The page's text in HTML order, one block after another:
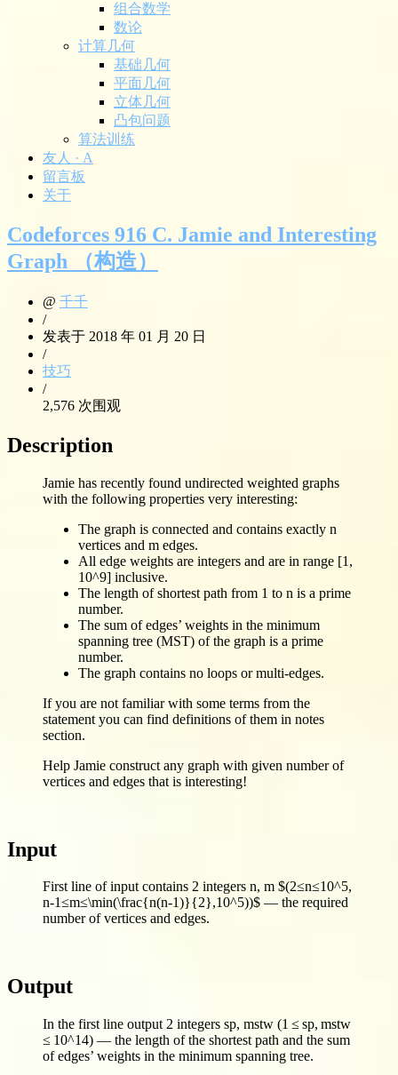
组合数学
数论
计算几何
基础几何
平面几何
立体几何
凸包问题
算法训练
友人 · A
留言板
关于
Codeforces 916 C. Jamie and Interesting
Graph （构造）
@ 千千
/
发表于 2018 年 01 月 20 日
/
技巧
/
2,576 次围观
Description
Jamie has recently found undirected weighted graphs
with the following properties very interesting:
The graph is connected and contains exactly n
vertices and m edges.
All edge weights are integers and are in range [1,
10^9] inclusive.
The length of shortest path from 1 to n is a prime
number.
The sum of edges’ weights in the minimum
spanning tree (MST) of the graph is a prime
number.
The graph contains no loops or multi-edges.
If you are not familiar with some terms from the
statement you can find definitions of them in notes
section.
Help Jamie construct any graph with given number of
vertices and edges that is interesting!
Input
First line of input contains 2 integers n, m $(2≤n≤10^5,
n-1≤m≤\min(\frac{n(n-1)}{2},10^5))$ — the required
number of vertices and edges.
Output
In the first line output 2 integers sp, mstw (1 ≤ sp, mstw
≤ 10^14) — the length of the shortest path and the sum
of edges’ weights in the minimum spanning tree.